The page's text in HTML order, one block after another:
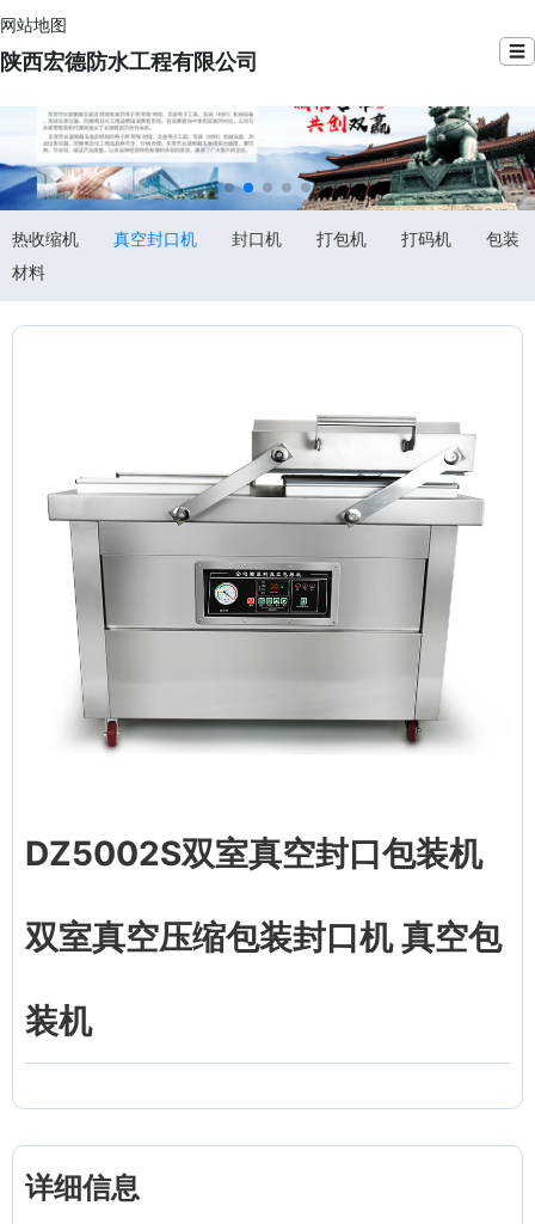
网站地图
陕西宏德防水工程有限公司 ☰
热收缩机 真空封口机 封口机 打包机 打码机
包装
材料
DZ5002S双室真空封口包装机
双室真空压缩包装封口机 真空包
装机
详细信息